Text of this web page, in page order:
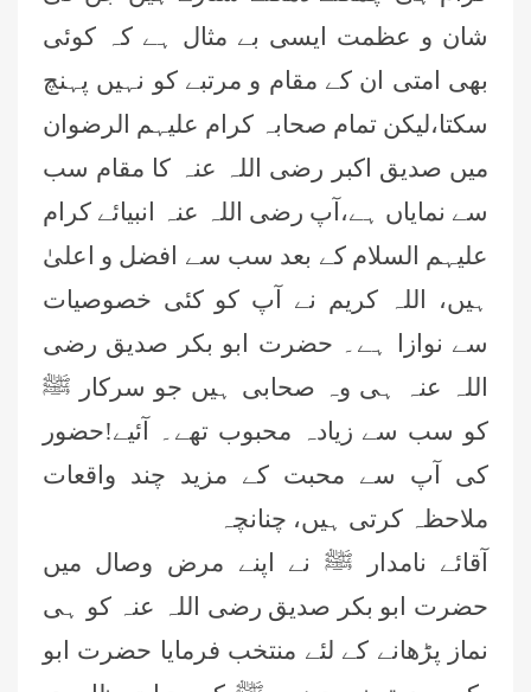
شان و عظمت ایسی بے مثال ہے کہ کوئی
بھی امتی ان کے مقام و مرتبے کو نہیں پہنچ
سکتا،لیکن تمام صحابہ کرام علیہم الرضوان
میں صدیق اکبر رضی اللہ عنہ کا مقام سب
سے نمایاں ہے،آپ رضی اللہ عنہ انبیائے کرام
علیہم السلام کے بعد سب سے افضل و اعلیٰ
ہیں، اللہ کریم نے آپ کو کئی خصوصیات
سے نوازا ہے۔ حضرت ابو بکر صدیق رضی
اللہ عنہ ہی وہ صحابی ہیں جو سرکار ﷺ
کو سب سے زیادہ محبوب تھے۔ آئیے!حضور
کی آپ سے محبت کے مزید چند واقعات
ملاحظہ کرتی ہیں، چنانچہ
آقائے نامدار ﷺ نے اپنے مرض وصال میں
حضرت ابو بکر صدیق رضی اللہ عنہ کو ہی
نماز پڑھانے کے لئے منتخب فرمایا حضرت ابو